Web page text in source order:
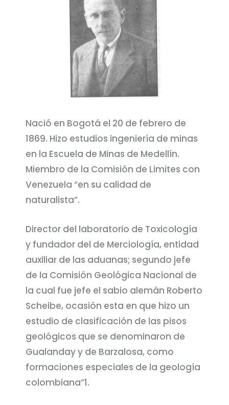
Nació en Bogotá el 20 de febrero de
1869. Hizo estudios ingeniería de minas
en la Escuela de Minas de Medellín.
Miembro de la Comisión de Limites con
Venezuela “en su calidad de
naturalista”.
Director del laboratorio de Toxicología
y fundador del de Merciología, entidad
auxiliar de las aduanas; segundo jefe
de la Comisión Geológica Nacional de
la cual fue jefe el sabio alemán Roberto
Scheibe, ocasión esta en que hizo un
estudio de clasificación de las pisos
geológicos que se denominaron de
Gualanday y de Barzalosa, como
formaciones especiales de la geología
colombiana”1.